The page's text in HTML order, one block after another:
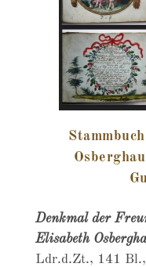
Denkmal der
Elisabeth
Ldr.d.Zt., 141